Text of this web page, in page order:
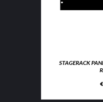
STAGERACK
€